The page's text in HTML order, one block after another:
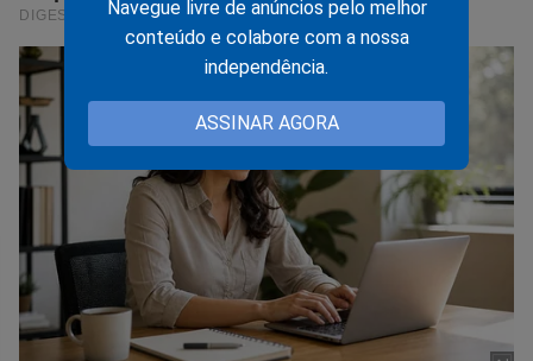
Navegue livre de anúncios pelo melhor
conteúdo e colabore com a nossa
independência.
ASSINAR AGORA